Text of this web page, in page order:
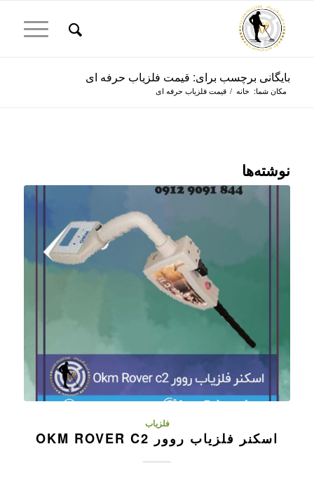
بایگانی برچسب برای: قیمت فلزیاب حرفه ای
مکان شما: خانه / قیمت فلزیاب حرفه ای
نوشته‌ها
فلزیاب
اسکنر فلزیاب روور OKM ROVER C2